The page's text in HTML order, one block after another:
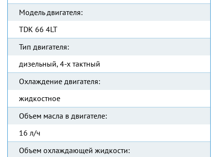
Модель двигателя:
TDK 66 4LT
Тип двигателя:
дизельный, 4-х тактный
Охлаждение двигателя:
жидкостное
Объем масла в двигателе:
16 л/ч
Объем охлаждающей жидкости: